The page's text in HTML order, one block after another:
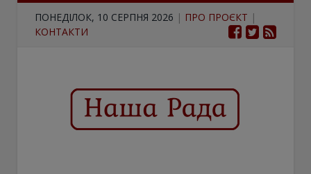
ПОНЕДІЛОК, 10 СЕРПНЯ 2026 | ПРО ПРОЄКТ |
КОНТАКТИ